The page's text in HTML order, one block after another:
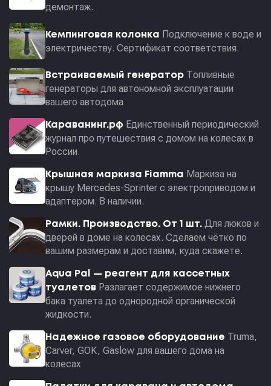
демонтаж.
Кемпинговая колонка Подключение к воде и
электричеству. Сертификат соответствия.
Встраиваемый генератор Топливные
генераторы для автономной эксплуатации
вашего автодома
Караванинг.рф Единственный периодический
журнал про путешествия с домом на колесах в
России.
Крышная маркиза Fiamma Маркиза на
крышу Mercedes-Sprinter с электроприводом и
адаптером. В наличии.
Рамки. Производство. От 1 шт. Для люков и
дверей в доме на колесах. Сделаем чётко по
вашим размерам и доставим, куда скажете.
Aqua Pal — pеагент для кассетных
туалетов Разлагает содержимое нижнего
бака туалета до однородной органической
жидкости.
Надежное газовое оборудование Truma,
Carver, GOK, Gaslow для вашего дома на
колесах